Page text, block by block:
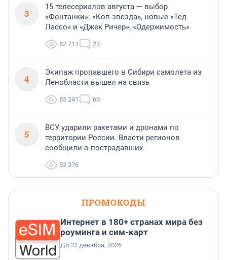
3
15 телесериалов августа — выбор
«Фонтанки»: «Коп-звезда», новые «Тед
Лассо» и «Джек Ричер», «Одержимость»
62 711 27
4
Экипаж пропавшего в Сибири самолета из
Ленобласти вышел на связь
55 241 60
5
ВСУ ударили ракетами и дронами по
территории России. Власти регионов
сообщили о пострадавших
52 376
ПРОМОКОДЫ
Интернет в 180+ странах мира без
роуминга и сим-карт
До 31 декабря, 2026